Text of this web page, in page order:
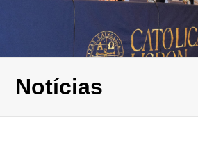
Notícias